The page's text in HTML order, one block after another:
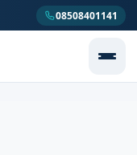
08508401141